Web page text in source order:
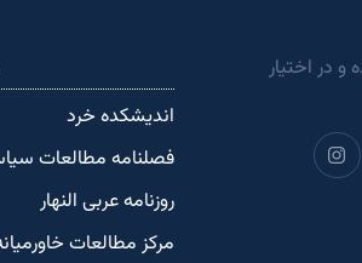
در اختیار
اندیشکده‌ خرد
فصلنامه مطالعات
روزنامه عربی النهار
مرکز مطالعات